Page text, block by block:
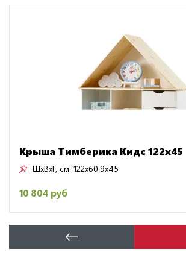
Крыша Тимберика Кидс 122х45
ШxВxГ, см: 122x60.9x45
10 804 руб